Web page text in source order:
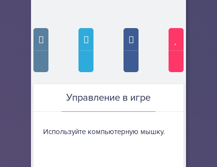
Управление в игре
Используйте компьютерную мышку.